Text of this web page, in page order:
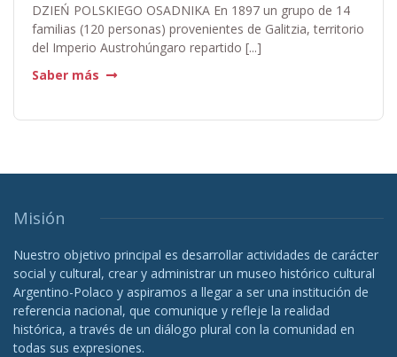
DZIEŃ POLSKIEGO OSADNIKA En 1897 un grupo de 14
familias (120 personas) provenientes de Galitzia, territorio
del Imperio Austrohúngaro repartido [...]
Saber más
Misión
Nuestro objetivo principal es desarrollar actividades de carácter
social y cultural, crear y administrar un museo histórico cultural
Argentino-Polaco y aspiramos a llegar a ser una institución de
referencia nacional, que comunique y refleje la realidad
histórica, a través de un diálogo plural con la comunidad en
todas sus expresiones.